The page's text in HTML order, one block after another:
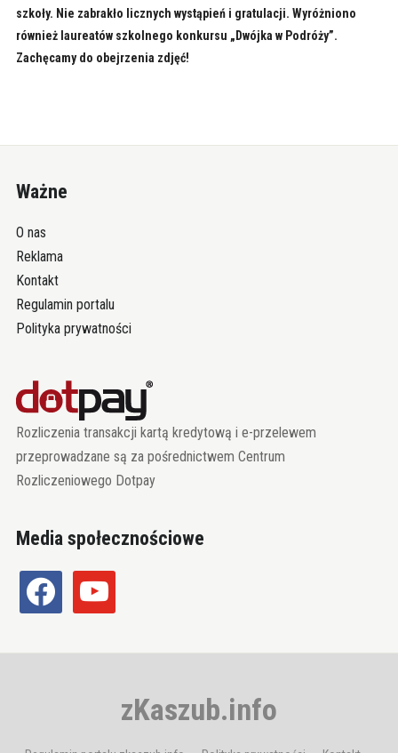
szkoły. Nie zabrakło licznych wystąpień i gratulacji. Wyróżniono
również laureatów szkolnego konkursu „Dwójka w Podróży”.
Zachęcamy do obejrzenia zdjęć!
Ważne
O nas
Reklama
Kontakt
Regulamin portalu
Polityka prywatności
Rozliczenia transakcji kartą kredytową i e-przelewem
przeprowadzane są za pośrednictwem Centrum
Rozliczeniowego Dotpay
Media społecznościowe
facebook youtube
zKaszub.info